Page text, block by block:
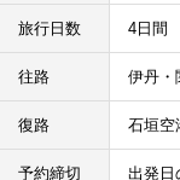
旅行日数 4日間
往路 伊丹・
復路 石垣空
予約締切 出発日